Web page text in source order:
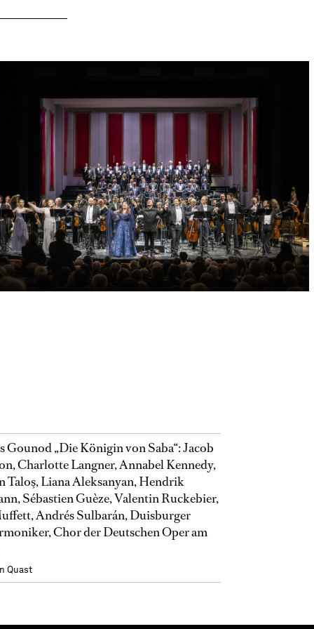
Gounod „Die Königin von Saba“: Jacob
Charlotte Langner, Annabel Kennedy,
Taloş, Liana Aleksanyan, Hendrik
Sébastien Guèze, Valentin Ruckebier,
Andrés Sulbarán, Duisburger
Chor der Deutschen Oper am
Quast